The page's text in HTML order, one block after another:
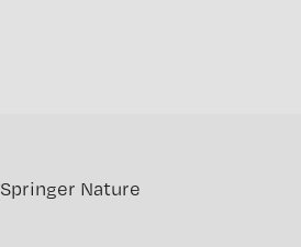
Springer Nature